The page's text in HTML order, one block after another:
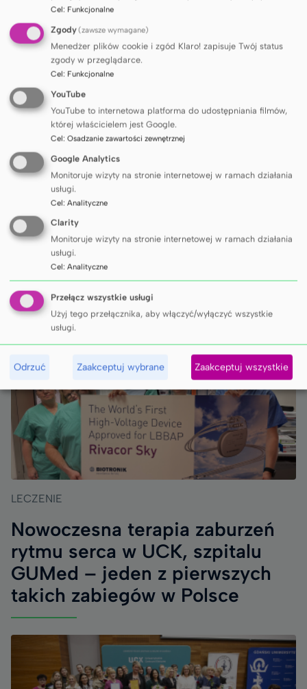
rzadko występujących u dzieci z Włoch,
Francji, Niemiec, Wielkiej Brytanii i Polski, jest
od lat największą w Europie platformą
wymiany doświadczeń, promowania badań
i tworzenia rekomendacji diagnostyczno-
terapeutycznych dla nowotworów
ultrarzadkich.
Udostępnij
INNE ARTYKUŁY
LECZENIE
Nowoczesna terapia zaburzeń
rytmu serca w UCK, szpitalu
GUMed – jeden z pierwszych
takich zabiegów w Polsce
Cel: Funkcjonalne
Zgody(zawsze wymagane)
Menedżer plików cookie i zgód Klaro! zapisuje Twój status
zgody w przeglądarce.
Cel: Funkcjonalne
YouTube
YouTube to internetowa platforma do udostępniania filmów,
której właścicielem jest Google.
Cel: Osadzanie zawartości zewnętrznej
Google Analytics
Monitoruje wizyty na stronie internetowej w ramach działania
usługi.
Cel: Analityczne
Clarity
Monitoruje wizyty na stronie internetowej w ramach działania
usługi.
Cel: Analityczne
Przełącz wszystkie usługi
Użyj tego przełącznika, aby włączyć/wyłączyć wszystkie
usługi.
Odrzuć Zaakceptuj wybrane Zaakceptuj wszystkie